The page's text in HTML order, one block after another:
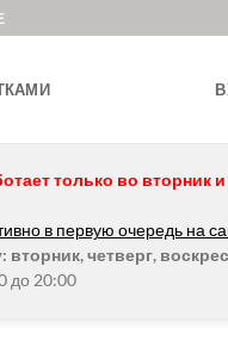
только во вторник и
в первую очередь на
четверг,
до 20:00